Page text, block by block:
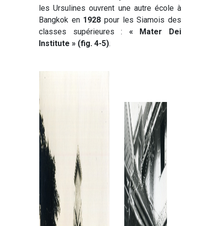
les Ursulines ouvrent une autre école à
Bangkok en 1928 pour les Siamois des
classes supérieures : « Mater Dei
Institute » (fig. 4-5).